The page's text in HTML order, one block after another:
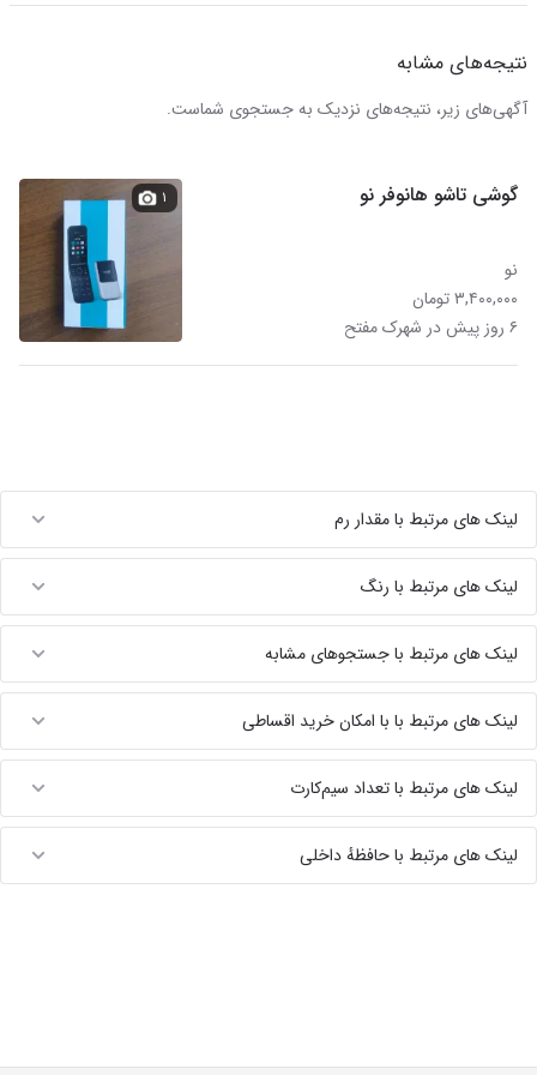
نتیجه‌های مشابه
آگهی‌های زیر، نتیجه‌های نزدیک به جستجوی شماست.
گوشی تاشو هانوفر نو
نو
۳,۴۰۰,۰۰۰ تومان
۶ روز پیش در شهرک مفتح
۱
لینک های مرتبط با مقدار رم
لینک های مرتبط با رنگ
لینک های مرتبط با جستجوهای مشابه
لینک های مرتبط با با امکان خرید اقساطی
لینک های مرتبط با تعداد سیم‌کارت
لینک های مرتبط با حافظهٔ داخلی